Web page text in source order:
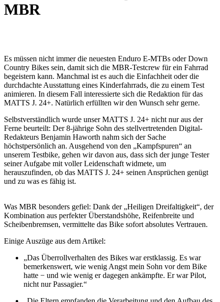
MBR
Es müssen nicht immer die neuesten Enduro E-MTBs oder Down
Country Bikes sein, damit sich die MBR-Testcrew für ein Fahrrad
begeistern kann. Manchmal ist es auch die Einfachheit oder die
durchdachte Ausstattung eines Kinderfahrrads, die zu einem Test
animieren. In diesem Fall interessierte sich die Redaktion für das
MATTS J. 24+. Natürlich erfüllten wir den Wunsch sehr gerne.
Selbstverständlich wurde unser MATTS J. 24+ nicht nur aus der
Ferne beurteilt: Der 8-jährige Sohn des stellvertretenden Digital-
Redakteurs Benjamin Haworth nahm sich der Sache
höchstpersönlich an. Ausgehend von den „Kampfspuren“ an
unserem Testbike, gehen wir davon aus, dass sich der junge Tester
seiner Aufgabe mit voller Leidenschaft widmete, um
herauszufinden, ob das MATTS J. 24+ seinen Ansprüchen genügt
und zu was es fähig ist.
Was MBR besonders gefiel: Dank der „Heiligen Dreifaltigkeit“, der
Kombination aus perfekter Überstandshöhe, Reifenbreite und
Scheibenbremsen, vermittelte das Bike sofort absolutes Vertrauen.
Einige Auszüge aus dem Artikel:
„Das Überrollverhalten des Bikes war erstklassig. Es war
bemerkenswert, wie wenig Angst mein Sohn vor dem Bike
hatte − und wie wenig er dagegen ankämpfte. Er war Pilot,
nicht nur Passagier.“